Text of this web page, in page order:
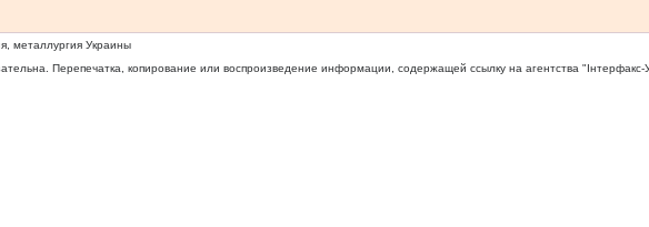
металлургия Украины
Перепечатка, копирование или воспроизведение информации, содержащей ссылку на агентства "Iнтерфакс-